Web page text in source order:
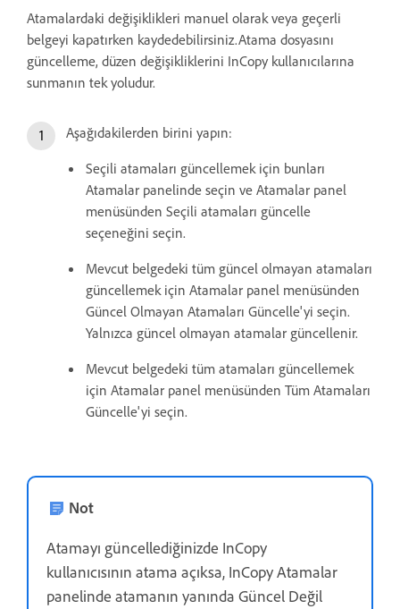
Atamalardaki değişiklikleri manuel olarak veya geçerli
belgeyi kapatırken kaydedebilirsiniz.Atama dosyasını
güncelleme, düzen değişikliklerini InCopy kullanıcılarına
sunmanın tek yoludur.
Aşağıdakilerden birini yapın:
Seçili atamaları güncellemek için bunları
Atamalar panelinde seçin ve Atamalar panel
menüsünden Seçili atamaları güncelle
seçeneğini seçin.
Mevcut belgedeki tüm güncel olmayan atamaları
güncellemek için Atamalar panel menüsünden
Güncel Olmayan Atamaları Güncelle'yi seçin.
Yalnızca güncel olmayan atamalar güncellenir.
Mevcut belgedeki tüm atamaları güncellemek
için Atamalar panel menüsünden Tüm Atamaları
Güncelle'yi seçin.
Not
Atamayı güncellediğinizde InCopy
kullanıcısının atama açıksa, InCopy Atamalar
panelinde atamanın yanında Güncel Değil